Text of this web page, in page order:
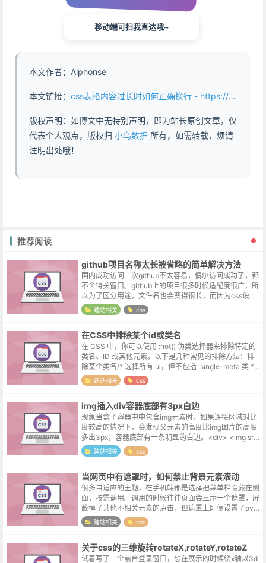
移动端可扫我直达哦~
本文作者：Alphonse
本文链接： css表格内容过长时如何正确换行 - https://www.abddb.com/css_word_break.html
版权声明：如博文中无特别声明，即为站长原创文章，仅
代表个人观点，版权归 小鸟数据 所有，如需转载，烦请
注明出处哦！
推荐阅读
github项目名称太长被省略的简单解决方法
国内成功访问一次github不太容易，偶尔访问成功了，都
不舍得关窗口。github上的项目很多时候适配度很广，所
以为了区分用途，文件名也会变得很长，而因为css设置
单行显示的原因，过长的文件名会被省略，这对需要看名
字来区分下载项目的用...
建站相关 css
在CSS中排除某个id或类名
在 CSS 中，你可以使用 :not() 伪类选择器来排除特定的
类名、ID 或其他元素。以下是几种常见的排除方法：排
除某个类名/* 选择所有 ul，但不包括 .single-meta 类 */
ul:not(.single-meta)...
建站相关 css
img插入div容器底部有3px白边
现象当盒子容器中中包含img元素时，如果连接区域对比
度较高的情况下，会发现父元素的高度比img图片的高度
多出3px，容器底部有一条明显的白边。<div> <img src
=" "> ...
建站相关 css
当网页中有遮罩时，如何禁止背景元素滚动
很多自适应的主题，在手机端都是选择把菜单栏隐藏在侧
面，按需调用。调用的时候往往页面会显示一个遮罩，屏
蔽掉了其他不相关元素的点击，但遮罩上即便设置了over
flow属性，也无法阻挡背景body自由翻滚的热情。这个
时候可以考虑给body临...
建站相关 css
关于css的三维旋转rotateX,rotateY,rotateZ
试着写了一个前台登录窗口，想在展示的时候绕x轴以3d